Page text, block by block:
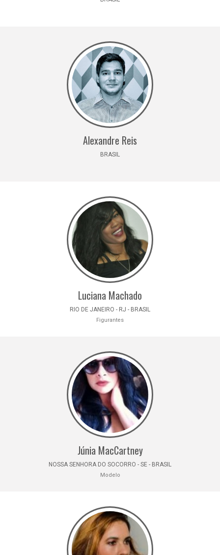
Alexandre Reis
BRASIL
Luciana Machado
RIO DE JANEIRO - RJ - BRASIL
Figurantes
Júnia MacCartney
NOSSA SENHORA DO SOCORRO - SE - BRASIL
Modelo